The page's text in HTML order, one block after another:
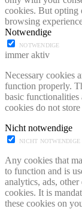
cookies. But opting
browsing
Notwendige
NOTWENDIGE
immer aktiv
Necessary cookies
function properly.
basic functionalities
cookies do not
Nicht notwendige
NICHT NOTWENDIGE
Any cookies that
to function and is
analytics, ads, other
cookies. It is
these cookies on